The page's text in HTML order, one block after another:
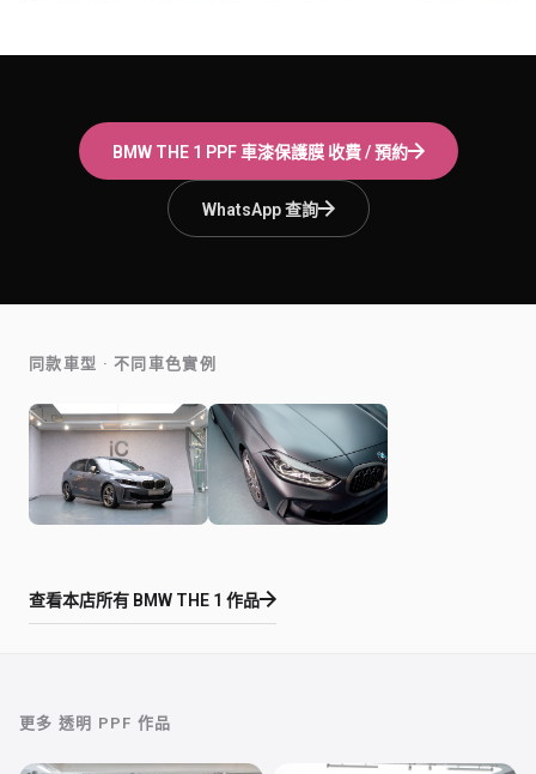
BMW THE 1 PPF 車漆保護膜收費 / 預約
WhatsApp 查詢
同款車型 · 不同車色實例
查看本店所有 BMW THE 1 作品
更多 透明 PPF 作品